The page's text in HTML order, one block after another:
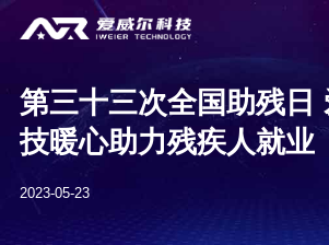
第三十三次全国助残日
技暖心助力残疾人就业
2023-05-23